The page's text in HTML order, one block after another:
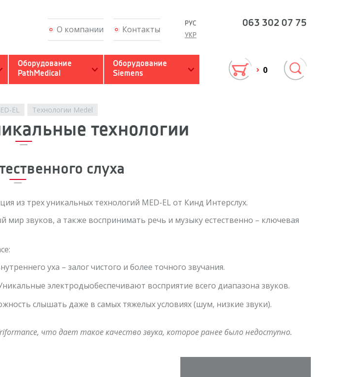
О компании
Слухоречевая реабилитация Работа с сурдопедагогом
Рекомендации родителям
Настройка и обновление
Гарантия и сервис
Вопросы и ответы
Профессионалам
Контакты
РУС
УКР
063 302 07 75
Оборудование
PathMedical
Оборудование
Siemens
0
EL Технологии Medel
технологии
слуха
из трех уникальных технологий MED-EL от Кинд Интерслух.
мир звуков, а также воспринимать речь и музыку естественно – ключевая
уха – залог чистого и более точного звучания.
электродыобеспечивают восприятие всего диапазона звуков.
слышать даже в самых тяжелых условиях (шум, низкие звуки).
что дает такое качество звука, которое ранее было недоступно.